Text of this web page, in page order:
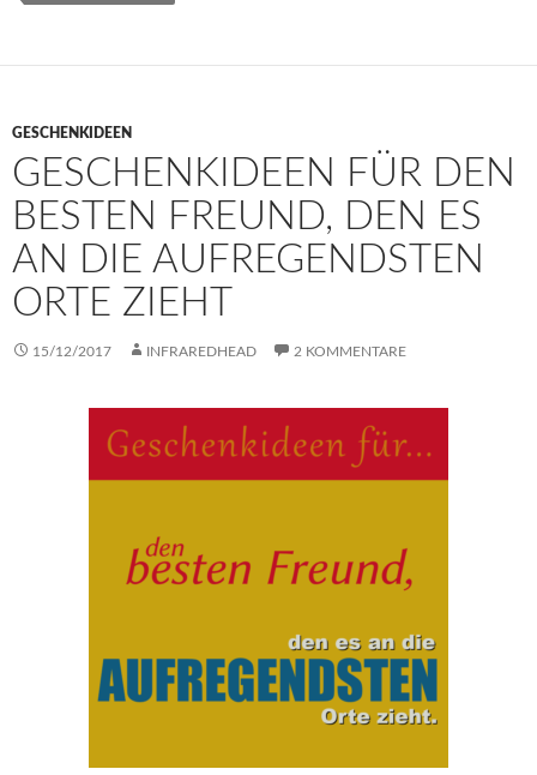
GESCHENKIDEEN
GESCHENKIDEEN FÜR DEN
BESTEN FREUND, DEN ES
AN DIE AUFREGENDSTEN
ORTE ZIEHT
15/12/2017 INFRAREDHEAD 2 KOMMENTARE